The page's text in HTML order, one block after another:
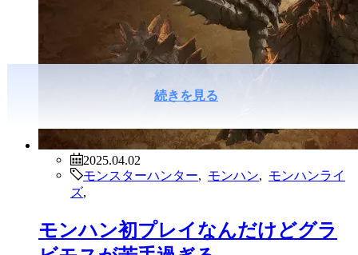
続きを見る
2025.04.02
モンスターハンター
モンハン
モンハンライ
ズ
モンハン初プレイなんだけどグラ